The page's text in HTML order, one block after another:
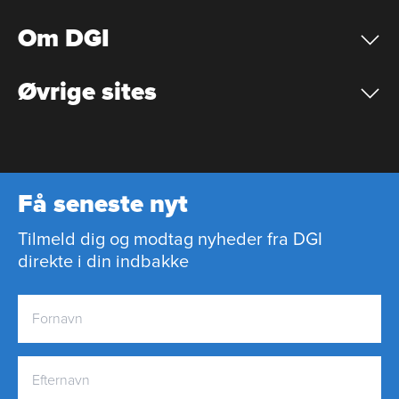
Om DGI
Øvrige sites
Få seneste nyt
Tilmeld dig og modtag nyheder fra DGI
direkte i din indbakke